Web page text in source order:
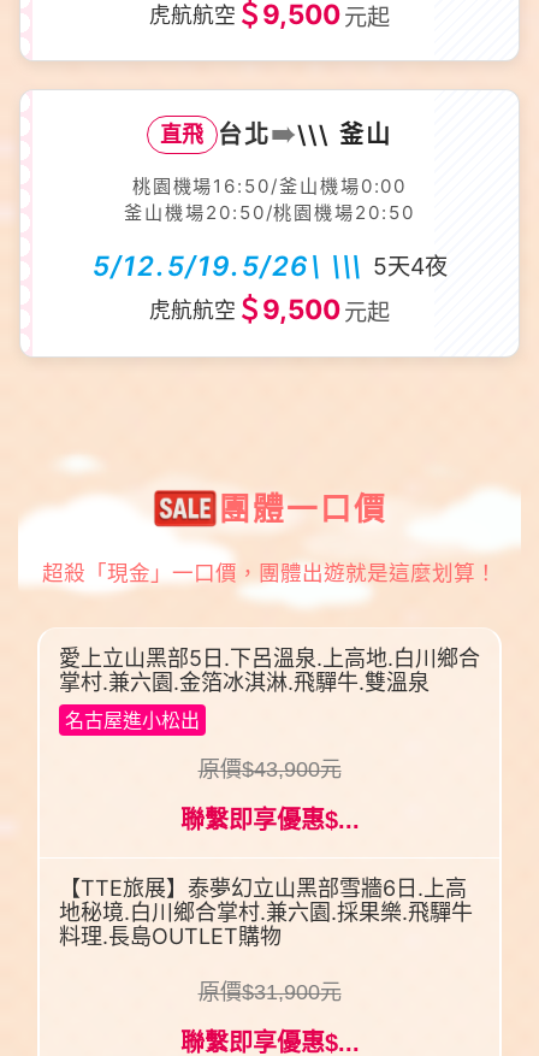
虎航航空 ＄9,500元起
直飛 台北➠\\\ 釜山
桃園機場16:50/釜山機場0:00
釜山機場20:50/桃園機場20:50
5/12.5/19.5/26\ \\\ 5天4夜
虎航航空 ＄9,500元起
團體一口價
超殺「現金」一口價，團體出遊就是這麼划算！
愛上立山黑部5日.下呂溫泉.上高地.白川鄉合
掌村.兼六園.金箔冰淇淋.飛驒牛.雙溫泉
名古屋進小松出
原價$43,900元
聯繫即享優惠$...
【TTE旅展】泰夢幻立山黑部雪牆6日.上高
地秘境.白川鄉合掌村.兼六園.採果樂.飛驒牛
料理.長島OUTLET購物
原價$31,900元
聯繫即享優惠$...